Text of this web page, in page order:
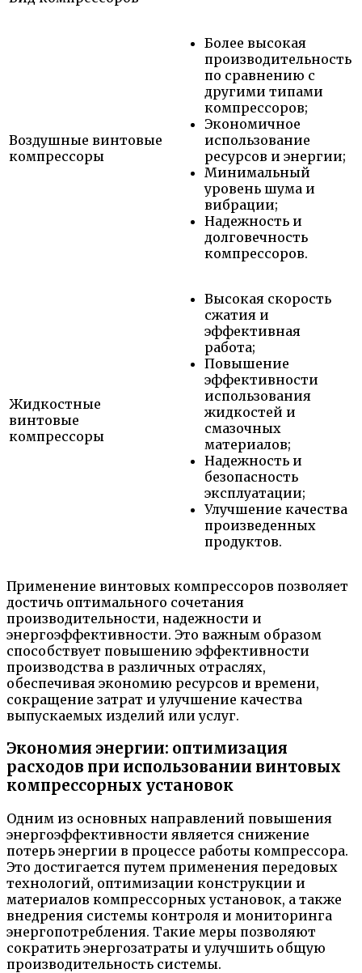
Воздушные винтовые
компрессоры
Более высокая
производительность
по сравнению с
другими типами
компрессоров;
Экономичное
использование
ресурсов и энергии;
Минимальный
уровень шума и
вибрации;
Надежность и
долговечность
компрессоров.
Жидкостные
винтовые
компрессоры
Высокая скорость
сжатия и
эффективная
работа;
Повышение
эффективности
использования
жидкостей и
смазочных
материалов;
Надежность и
безопасность
эксплуатации;
Улучшение качества
произведенных
продуктов.
Применение винтовых компрессоров позволяет
достичь оптимального сочетания
производительности, надежности и
энергоэффективности. Это важным образом
способствует повышению эффективности
производства в различных отраслях,
обеспечивая экономию ресурсов и времени,
сокращение затрат и улучшение качества
выпускаемых изделий или услуг.
Экономия энергии: оптимизация
расходов при использовании винтовых
компрессорных установок
Одним из основных направлений повышения
энергоэффективности является снижение
потерь энергии в процессе работы компрессора.
Это достигается путем применения передовых
технологий, оптимизации конструкции и
материалов компрессорных установок, а также
внедрения системы контроля и мониторинга
энергопотребления. Такие меры позволяют
сократить энергозатраты и улучшить общую
производительность системы.